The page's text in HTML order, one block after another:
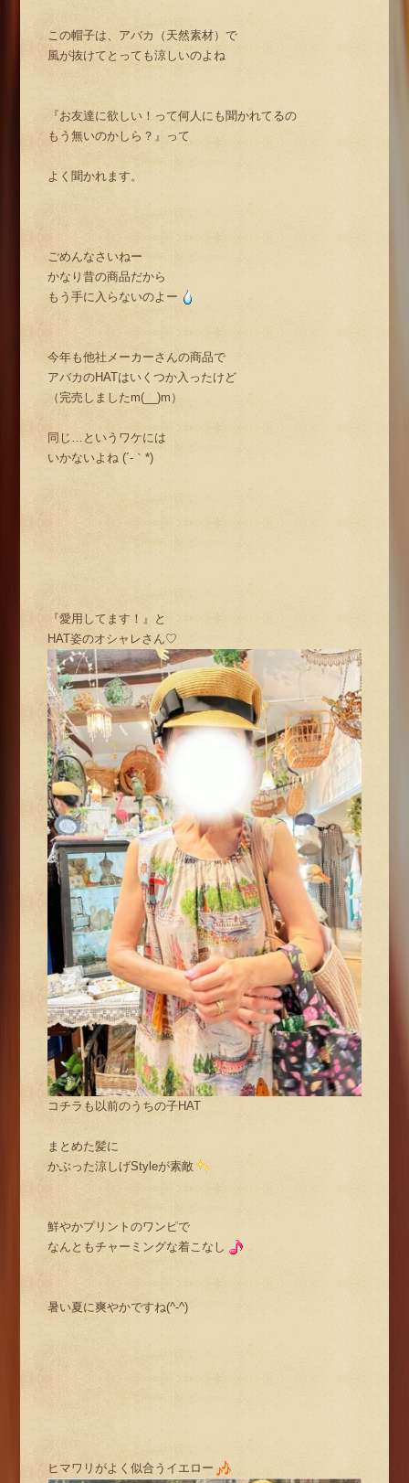
この帽子は、アバカ（天然素材）で
風が抜けてとっても涼しいのよね
『お友達に欲しい！って何人にも聞かれてるの
もう無いのかしら？』って
よく聞かれます。
ごめんなさいねー
かなり昔の商品だから
もう手に入らないのよー
今年も他社メーカーさんの商品で
アバカのHATはいくつか入ったけど
（完売しましたm(__)m）
同じ…というワケには
いかないよね (´-｀*)
『愛用してます！』と
HAT姿のオシャレさん♡
コチラも以前のうちの子HAT
まとめた髪に
かぶった涼しげStyleが素敵
鮮やかプリントのワンピで
なんともチャーミングな着こなし
暑い夏に爽やかですね(^-^)
ヒマワリがよく似合うイエロー